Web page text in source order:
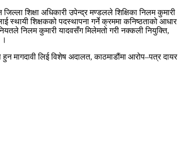
शिक्षा अधिकारी उपेन्द्र मण्डलले शिक्षिका निलम कुमारी
स्थायी शिक्षकको पदस्थापना गर्ने क्रममा कनिष्ठताको आधार
निलम कुमारी यादवसँग मिलेमतो गरी नक्कली नियुक्ति,
मागदावी लिई विशेष अदालत, काठमाडौंमा आरोप–पत्र दायर